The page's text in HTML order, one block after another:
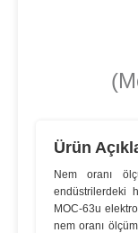
Ürün
Nem oranı
endüstrilerdeki
MOC-63u
nem oranı